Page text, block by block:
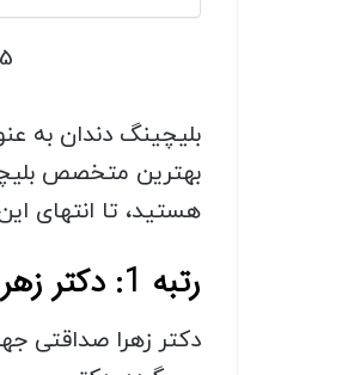
5/
بلیچینگ دندان به
بهترین متخصص
هستید، تا انتهای
رتبه 1: دکتر زهرا صداقتی جهرمی متخصص بلیچینگ دندان در شیراز
دکتر زهرا صداقتی